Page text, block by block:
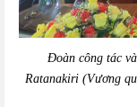
Đoàn công tác
Ratanakiri (Vương